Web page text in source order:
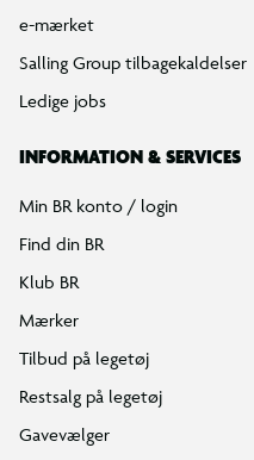
e-mærket
Salling Group tilbagekaldelser
Ledige jobs
INFORMATION & SERVICES
Min BR konto / login
Find din BR
Klub BR
Mærker
Tilbud på legetøj
Restsalg på legetøj
Gavevælger